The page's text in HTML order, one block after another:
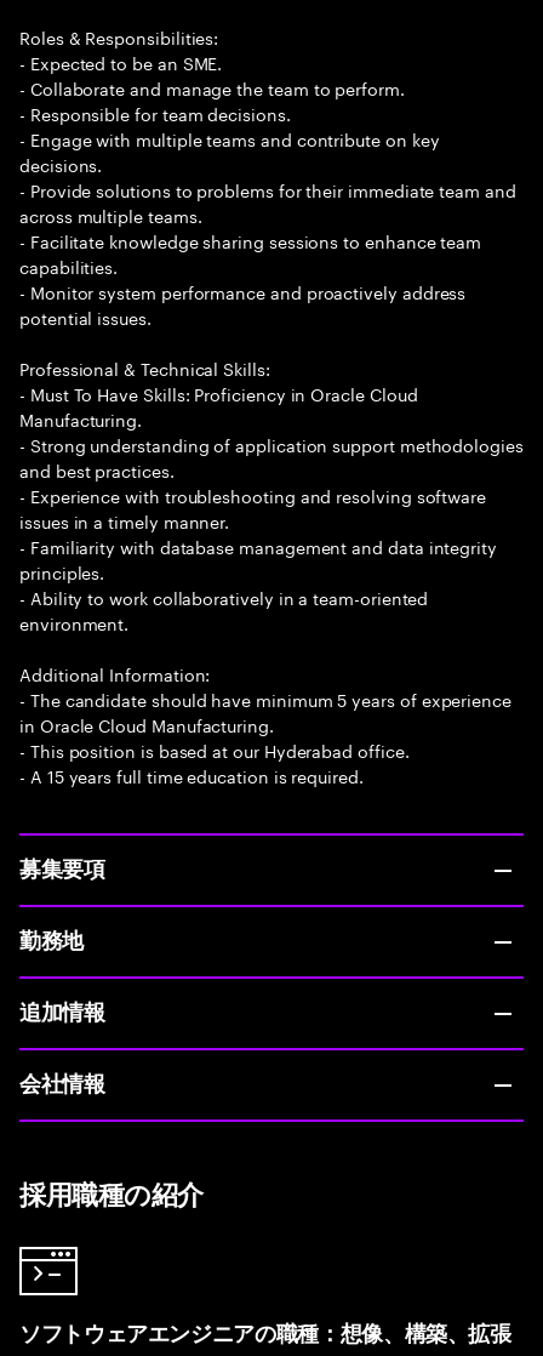
Roles & Responsibilities:
- Expected to be an SME.
- Collaborate and manage the team to perform.
- Responsible for team decisions.
- Engage with multiple teams and contribute on key
decisions.
- Provide solutions to problems for their immediate team and
across multiple teams.
- Facilitate knowledge sharing sessions to enhance team
capabilities.
- Monitor system performance and proactively address
potential issues.
Professional & Technical Skills:
- Must To Have Skills: Proficiency in Oracle Cloud
Manufacturing.
- Strong understanding of application support methodologies
and best practices.
- Experience with troubleshooting and resolving software
issues in a timely manner.
- Familiarity with database management and data integrity
principles.
- Ability to work collaboratively in a team-oriented
environment.
Additional Information:
- The candidate should have minimum 5 years of experience
in Oracle Cloud Manufacturing.
- This position is based at our Hyderabad office.
- A 15 years full time education is required.
募集要項
勤務地
追加情報
会社情報
採用職種の紹介
ソフトウェアエンジニアの職種：想像、構築、拡張